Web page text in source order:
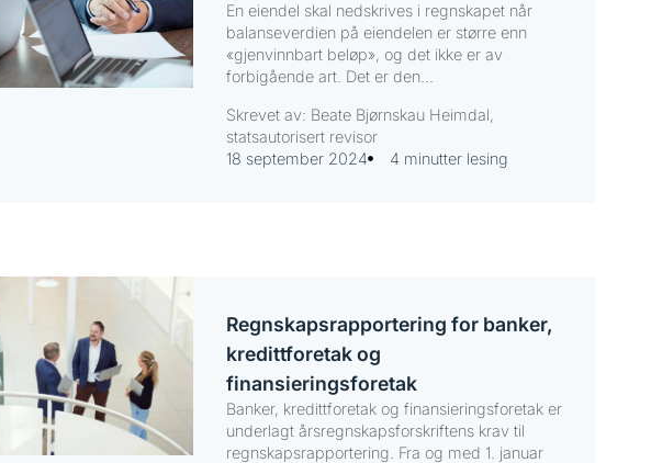
En eiendel skal nedskrives i regnskapet når
balanseverdien på eiendelen er større enn
«gjenvinnbart beløp», og det ikke er av
forbigående art. Det er den...
Skrevet av: Beate Bjørnskau Heimdal,
statsautorisert revisor
18 september 2024
4 minutter lesing
Regnskapsrapportering for banker,
kredittforetak og
finansieringsforetak
Banker, kredittforetak og finansieringsforetak er
underlagt årsregnskapsforskriftens krav til
regnskapsrapportering. Fra og med 1. januar